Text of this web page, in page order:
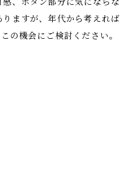
ますが、年代から考えれば
の機会にご検討ください。